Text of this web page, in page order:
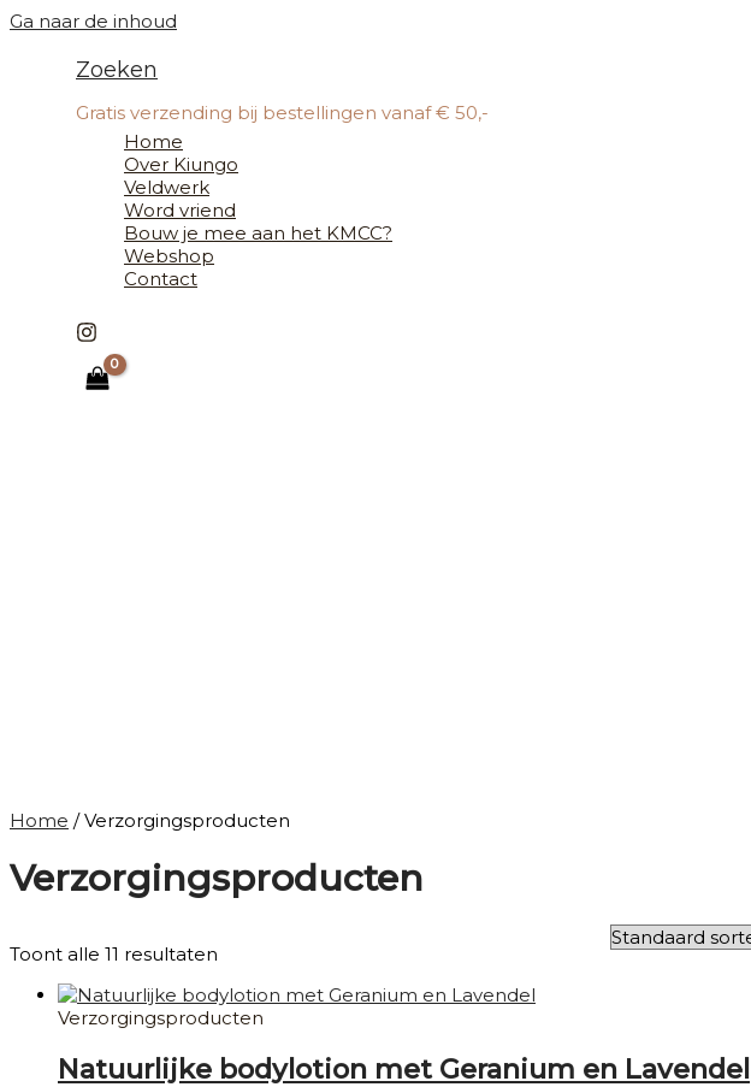
Ga naar de inhoud
Zoeken
Gratis verzending bij bestellingen vanaf € 50,-
Home
Over Kiungo
Veldwerk
Word vriend
Bouw je mee aan het KMCC?
Webshop
Contact
Home / Verzorgingsproducten
Verzorgingsproducten
Toont alle 11 resultaten
Verzorgingsproducten
Natuurlijke bodylotion met Geranium en Lavendel